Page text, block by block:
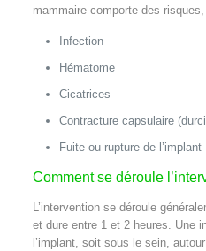
mammaire comporte des
Infection
Hématome
Cicatrices
Contracture capsulaire
Fuite ou rupture de l’implant
Comment se déroule
L’intervention se déroule
et dure entre 1 et 2 heures. Une
l’implant, soit sous le sein,